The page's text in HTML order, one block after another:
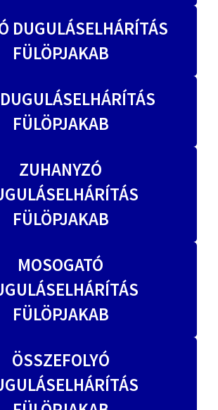
DUGULÁSELHÁRÍTÁS
FÜLÖPJAKAB
FÜLÖPJAKAB
ZUHANYZÓ
FÜLÖPJAKAB
MOSOGATÓ
FÜLÖPJAKAB
ÖSSZEFOLYÓ